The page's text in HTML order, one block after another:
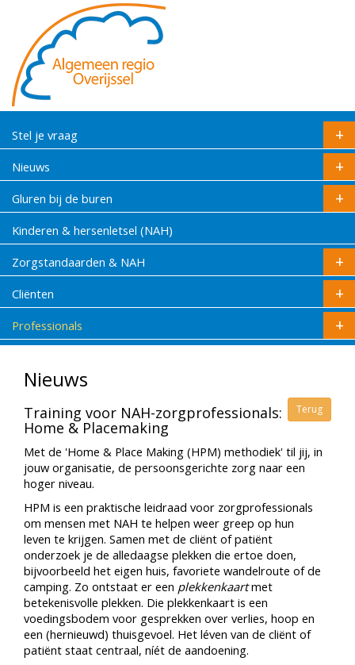
Stel je vraag
Nieuws
Gluren bij de buren
Kinderen & hersenletsel (NAH)
Zorgstandaarden & NAH
Cliënten
Professionals
Nieuws
Terug
Training voor NAH-zorgprofessionals:
Home & Placemaking
Met de 'Home & Place Making (HPM) methodiek' til jij, in
jouw organisatie, de persoonsgerichte zorg naar een
hoger niveau.
HPM is een praktische leidraad voor zorgprofessionals
om mensen met NAH te helpen weer greep op hun
leven te krijgen. Samen met de cliënt of patiënt
onderzoek je de alledaagse plekken die ertoe doen,
bijvoorbeeld het eigen huis, favoriete wandelroute of de
camping. Zo ontstaat er een plekkenkaartmet
betekenisvolle plekken. Die plekkenkaart is een
voedingsbodem voor gesprekken over verlies, hoop en
een (hernieuwd) thuisgevoel. Het léven van de cliënt of
patiënt staat centraal, níét de aandoening.